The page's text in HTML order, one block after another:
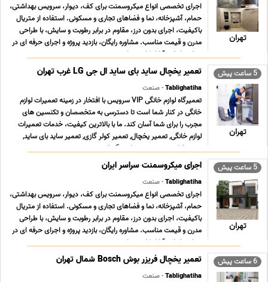
تهران
اجرای تخصصی انواع میکروسمنت برای کف، دیوار، سرویس بهداشتی،
حمام، آشپزخانه، نما و فضاهای تجاری و مسکونی. استفاده از متریال
باکیفیت، اجرای بدون درز، مقاوم در برابر رطوبت و سایش، با طراحی
مدرن و قیمت مناسب. مشاوره رایگان، بازدید پروژه و اجرای حرفه ای در
سراسر ایران. آیا از کاشی های ... ...
5 ساعت پیش
تهران
تعمیر یخچال ساید بای ساید ال جی LG غرب تهران
Tablighatiha- صنعت
تعمیرگاه لوازم خانگی VIP سرویس با افتخار در زمینه تعمیرات لوازم
خانگی در کنار شما است تا دسترسی به متخصصان و تکنسین های
مجرب را برای شما آسان کند. ما با بالاترین کیفیت، خدمات تعمیرات
لوازم خانگی, تعمیر یخچال, تعمیر کولر گازی, تعمیر ساید بای ساید,
تعمیر لباسشویی, تعمیر پکیج گرمایش ... ...
5 ساعت پیش
تهران
اجرای میکروسمنت سراسر ایران
Tablighatiha- صنعت
اجرای تخصصی انواع میکروسمنت برای کف، دیوار، سرویس بهداشتی،
حمام، آشپزخانه، نما و فضاهای تجاری و مسکونی. استفاده از متریال
باکیفیت، اجرای بدون درز، مقاوم در برابر رطوبت و سایش، با طراحی
مدرن و قیمت مناسب. مشاوره رایگان، بازدید پروژه و اجرای حرفه ای در
سراسر ایران. آیا از کاشی های ... ...
6 ساعت پیش تعمیر یخچال فریزر بوش Bosch شمال تهران
Tablighatiha- صنعت